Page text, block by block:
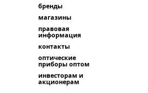
бренды
магазины
правовая
информация
контакты
оптические
приборы оптом
инвесторам и
акционерам